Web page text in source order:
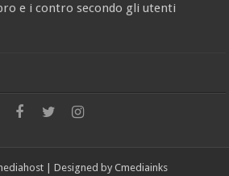
e i contro secondo gli utenti
| Designed by Cmediainks